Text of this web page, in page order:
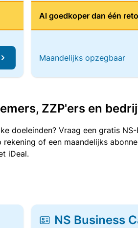
Al goedkoper dan één
Maandelijks opzegbaar
ZZP'ers en
doeleinden? Vraag een gratis
of een maandelijks
iDeal.
NS Business